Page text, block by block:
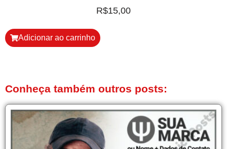
R$15,00
Adicionar ao carrinho
Conheça também outros posts: